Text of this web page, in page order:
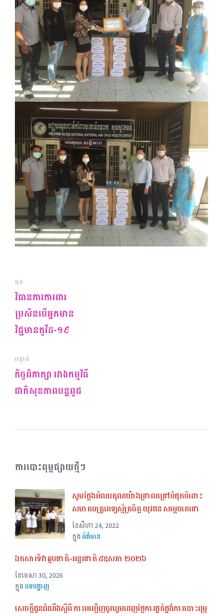
មុន
វិធានការការពារ
ប្រសិនបើឣ្នកមាន
វិជ្ជមានកូវីដ-១៩
បន្ទាប់
កិច្ចពិភាក្សា រវាងកម្មវិធី
ជាតិសុខភាពបន្តពូជ
ការបោះពុម្ពផ្សាយថ្មីៗ
សូមថ្លែងអំណរគុណយ៉ាងជ្រាលជ្រៅបំផុតចំពោះ
សមាគមគ្រូពេទ្យស្ម័គ្រចិត្ត យុវជន សម្តេចតេជោ
ខែ​សីហា 24, 2022
ក្នុង ព័ត៌មាន
ឯកសារទិវាឆ្មបជាតិ-អន្តរជាតិ ៥ឧសភា ២០២៦
ខែ​មេសា 30, 2026
ក្នុង បទបង្ហាញ
សេចក្ដីជូនដំណឹងស្ដីពី ការអញ្ជើញចូលរួមដេញថ្លៃការផ្គត់ផ្គង់ការបោះពុម្ភ